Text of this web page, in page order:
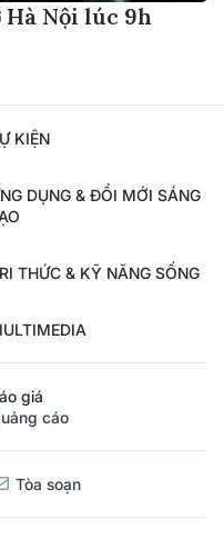
Nội lúc 9h
KIỆN
DỤNG & ĐỔI MỚI SÁNG
THỨC & KỸ NĂNG SỐNG
giá
cáo
Tòa soạn